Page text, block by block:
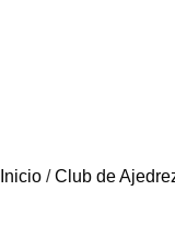
Inicio /Club de